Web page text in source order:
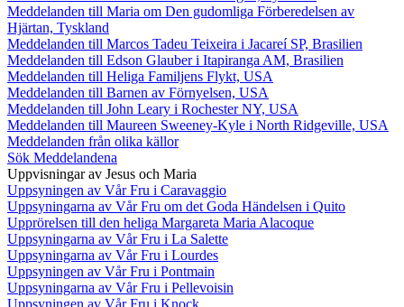
Meddelanden till Maria om Den gudomliga Förberedelsen av
Hjärtan, Tyskland
Meddelanden till Marcos Tadeu Teixeira i Jacareí SP, Brasilien
Meddelanden till Edson Glauber i Itapiranga AM, Brasilien
Meddelanden till Heliga Familjens Flykt, USA
Meddelanden till Barnen av Förnyelsen, USA
Meddelanden till John Leary i Rochester NY, USA
Meddelanden till Maureen Sweeney-Kyle i North Ridgeville, USA
Meddelanden från olika källor
Sök Meddelandena
Uppvisningar av Jesus och Maria
Uppsyningen av Vår Fru i Caravaggio
Uppsyningarna av Vår Fru om det Goda Händelsen i Quito
Upprörelsen till den heliga Margareta Maria Alacoque
Uppsyningarna av Vår Fru i La Salette
Uppsyningarna av Vår Fru i Lourdes
Uppsyningen av Vår Fru i Pontmain
Uppsyningarna av Vår Fru i Pellevoisin
Uppsyningen av Vår Fru i Knock